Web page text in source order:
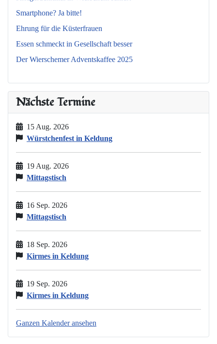
Smartphone? Ja bitte!
Ehrung für die Küsterfrauen
Essen schmeckt in Gesellschaft besser
Der Wierschemer Adventskaffee 2025
Nächste Termine
15 Aug. 2026
Würstchenfest in Keldung
19 Aug. 2026
Mittagstisch
16 Sep. 2026
Mittagstisch
18 Sep. 2026
Kirmes in Keldung
19 Sep. 2026
Kirmes in Keldung
Ganzen Kalender ansehen